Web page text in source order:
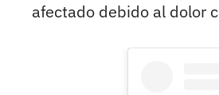
afectado debido al dolor